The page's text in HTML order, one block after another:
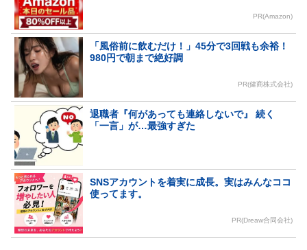
PR(Amazon)
「風俗前に飲むだけ！」45分で3回戦も余裕！
980円で朝まで絶好調
PR(健商株式会社)
退職者『何があっても連絡しないで』 続く
「一言」が…最強すぎた
SNSアカウントを着実に成長。実はみんなココ
使ってます。
PR(Dreaw合同会社)